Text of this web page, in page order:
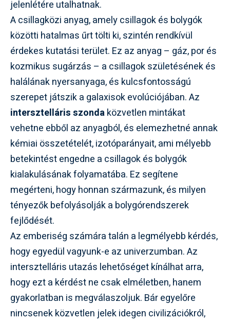
jelenlétére utalhatnak.
A csillagközi anyag, amely csillagok és bolygók
közötti hatalmas űrt tölti ki, szintén rendkívül
érdekes kutatási terület. Ez az anyag – gáz, por és
kozmikus sugárzás – a csillagok születésének és
halálának nyersanyaga, és kulcsfontosságú
szerepet játszik a galaxisok evolúciójában. Az
intersztelláris szondaközvetlen mintákat
vehetne ebből az anyagból, és elemezhetné annak
kémiai összetételét, izotóparányait, ami mélyebb
betekintést engedne a csillagok és bolygók
kialakulásának folyamatába. Ez segítene
megérteni, hogy honnan származunk, és milyen
tényezők befolyásolják a bolygórendszerek
fejlődését.
Az emberiség számára talán a legmélyebb kérdés,
hogy egyedül vagyunk-e az univerzumban. Az
intersztelláris utazás lehetőséget kínálhat arra,
hogy ezt a kérdést ne csak elméletben, hanem
gyakorlatban is megválaszoljuk. Bár egyelőre
nincsenek közvetlen jelek idegen civilizációkról,